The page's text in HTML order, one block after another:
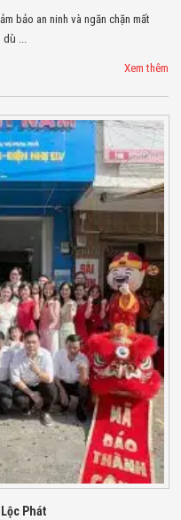
Ngành Công An
Giữ Xe Thông
Minh
THIẾT BỊ AN
NINH
Camera Thông
Minh
Cổng Từ Siêu
Thị
Máy Đếm
Người
Máy Dò Tìm
Thuốc Nổ
Phòng Chống
Khủng Bố
Camera Đo
Thân Nhiệt
THIẾT BỊ
CHUYÊN
DỤNG
Máy Dò Tạp
Chất
Màn Hình
Tương Tác
Màn Hình LED
bảo an ninh và ngăn chặn mất
...
Xem thêm
Phát